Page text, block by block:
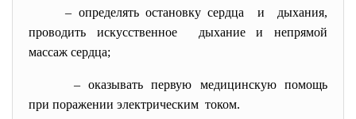
– определять остановку сердца и дыхания,
проводить искусственное дыхание и непрямой
массаж сердца;
– оказывать первую медицинскую помощь
при поражении электрическим током.